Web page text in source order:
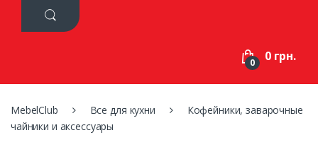
h
:
0 0 грн.
MebelClub Все для кухни
Кофейники, заварочные
чайники и аксессуары